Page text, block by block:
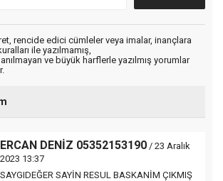
rencide edici cümleler veya imalar, inançlara
ile yazılmamış,
ve büyük harflerle yazılmış yorumlar
ERCAN DENİZ 05352153190 / 23 Aralık
2023 13:37
SAYGIDEĞER SAYİN RESUL BASKANİM ÇIKMIŞ